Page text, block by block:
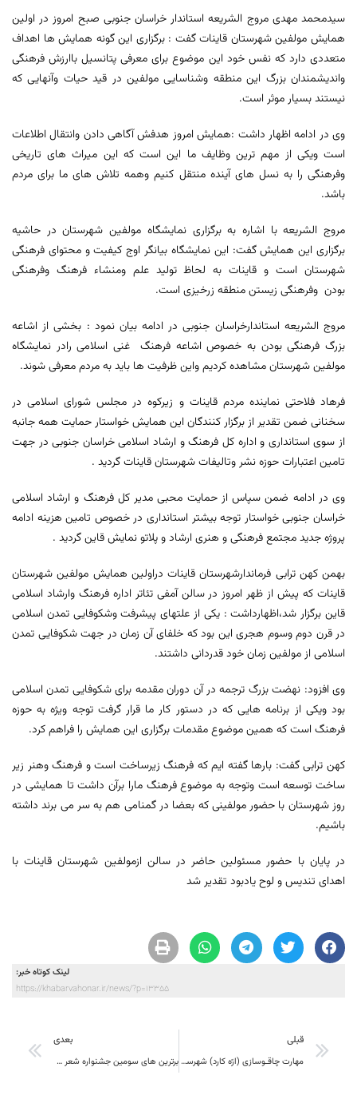
سیدمحمد مهدی مروج الشریعه استاندار خراسان جنوبی صبح امروز در اولین
همایش مولفین شهرستان قاینات گفت : برگزاری این گونه همایش ها اهداف
متعددی دارد که نفس خود این موضوع برای معرفی پتانسیل باارزش فرهنگی
واندیشمندان بزرگ این منطقه وشناسایی مولفین در قید حیات وآنهایی که
نیستند بسیار موثر است.
وی در ادامه اظهار داشت :همایش امروز هدفش آگاهی دادن وانتقال اطلاعات
است ویکی از مهم ترین وظایف ما این است که این میراث های تاریخی
وفرهنگی را به نسل های آینده منتقل کنیم وهمه تلاش های ما برای مردم
باشد.
مروج الشریعه با اشاره به برگزاری نمایشگاه مولفین شهرستان در حاشیه
برگزاری این همایش گفت: این نمایشگاه بیانگر اوج کیفیت و محتوای فرهنگی
شهرستان است و قاینات به لحاظ تولید علم ومنشاء فرهنگ وفرهنگی
بودن وفرهنگی زیستن منطقه زرخیزی است.
مروج الشریعه استاندارخراسان جنوبی در ادامه بیان نمود : بخشی از اشاعه
بزرگ فرهنگی بودن به خصوص اشاعه فرهنگ غنی اسلامی رادر نمایشگاه
مولفین شهرستان مشاهده کردیم واین ظرفیت ها باید به مردم معرفی شوند.
فرهاد فلاحتی نماینده مردم قاینات و زیرکوه در مجلس شورای اسلامی در
سخنانی ضمن تقدیر از برگزار کنندگان این همایش خواستار حمایت همه جانبه
از سوی استانداری و اداره کل فرهنگ و ارشاد اسلامی خراسان جنوبی در جهت
تامین اعتبارات حوزه نشر وتالیفات شهرستان قاینات گردید .
وی در ادامه ضمن سپاس از حمایت محبی مدیر کل فرهنگ و ارشاد اسلامی
خراسان جنوبی خواستار توجه بیشتر استانداری در خصوص تامین هزینه ادامه
پروژه جدید مجتمع فرهنگی و هنری ارشاد و پلاتو نمایش قاین گردید .
بهمن کهن ترابی فرماندارشهرستان قاینات دراولین همایش مولفین شهرستان
قاینات که پیش از ظهر امروز در سالن آمفی تئاتر اداره فرهنگ وارشاد اسلامی
قاین برگزار شد،اظهارداشت : یکی از علتهای پیشرفت وشکوفایی تمدن اسلامی
در قرن دوم وسوم هجری این بود که خلفای آن زمان در جهت شکوفایی تمدن
اسلامی از مولفین زمان خود قدردانی داشتند.
وی افزود: نهضت بزرگ ترجمه در آن دوران مقدمه برای شکوفایی تمدن اسلامی
بود ویکی از برنامه هایی که در دستور کار ما قرار گرفت توجه ویژه به حوزه
فرهنگ است که همین موضوع مقدمات برگزاری این همایش را فراهم کرد.
کهن ترابی گفت: بارها گفته ایم که فرهنگ زیرساخت است و فرهنگ وهنر زیر
ساخت توسعه است وتوجه به موضوع فرهنگ مارا برآن داشت تا همایشی در
روز شهرستان با حضور مولفینی که بعضا در گمنامی هم به سر می برند داشته
باشیم.
در پایان با حضور مسئولین حاضر در سالن ازمولفین شهرستان قاینات با
اهدای تندیس و لوح یادبود تقدیر شد
لینک کوتاه خبر:
https://khabarvahonar.ir/news/?p=13355
قبلی
مهارت چاقـوسازی (ارّه کارد) شهرستان زیرکوه- روستای آبیـز ثبت میراث معنوی شد
بعدی
برترین های سومین جشنواره شعر طنز خراسان جنوبی تجلیل شدند